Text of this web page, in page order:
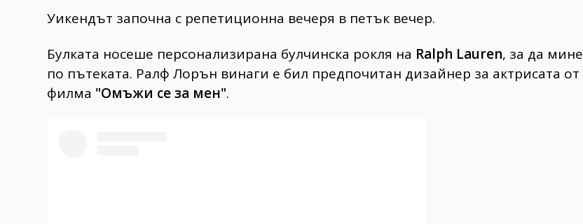
Уикендът започна с репетиционна вечеря в петък вечер.
Булката носеше персонализирана булчинска рокля на Ralph Lauren, за да мине
по пътеката. Ралф Лорън винаги е бил предпочитан дизайнер за актрисата от
филма "Омъжи се за мен".